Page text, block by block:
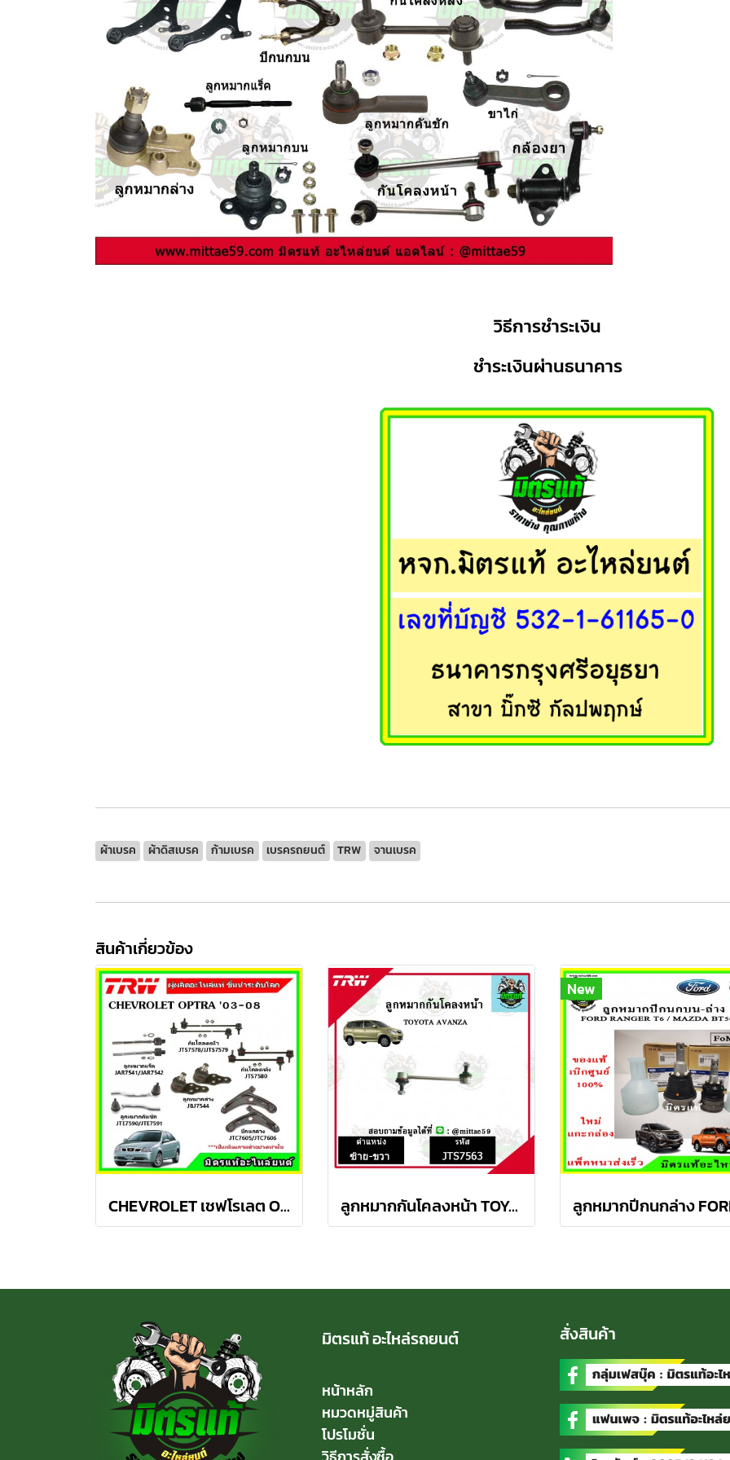
วิธีการชำระเงิน
ชำระเงินผ่านธนาคาร
ผ้าเบรค ผ้าดิสเบรค ก้ามเบรค เบรครถยนต์ TRW จานเบรค
สินค้าเกี่ยวข้อง
CHEVROLET เชฟโรเลต OPTRA ปี 03-08 ชุดช่วงล่าง TRW ลูกหมากกันโคลงหน้า TOYOTA AVANZA อเวนซ่า ปี 04-11ชุดช่วงล่าง TRW ราคาต่อคู่
New
มิตรแท้ อะไหล่รถยนต์
หน้าหลัก
หมวดหมู่สินค้า
โปรโมชั่น
สั่งสินค้า